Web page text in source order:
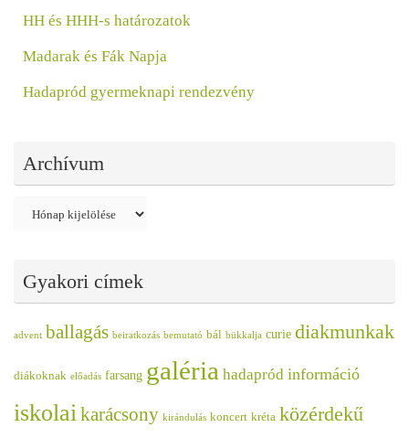
HH és HHH-s határozatok
Madarak és Fák Napja
Hadapród gyermeknapi rendezvény
Archívum
Archívum
Gyakori címek
advent ballagás beiratkozás bemutató bál bükkalja curie diakmunkak
diákoknak előadás farsang galéria hadapród információ
iskolaikarácsony kirándulás koncert kréta közérdekű